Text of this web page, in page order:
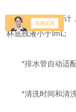
*双排水管设计，
杯底残液小于ImL;
*排水管自动适配
*清洗时间和清洗